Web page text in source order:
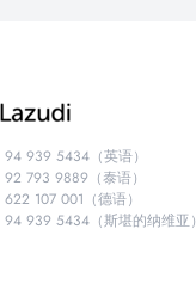
939 5434（英语）
793 9889（泰语）
107 001（德语）
939 5434（斯堪的纳维亚）